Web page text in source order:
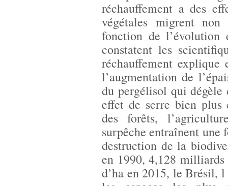
réchauffement a des
végétales migrent
fonction de l’évolution
constatent les
réchauffement
l’augmentation de
du pergélisol qui dégèle
effet de serre bien plus
des forêts,
surpêche entraînent
destruction de la
en 1990, 4,128
d’ha en 2015, le Brésil,